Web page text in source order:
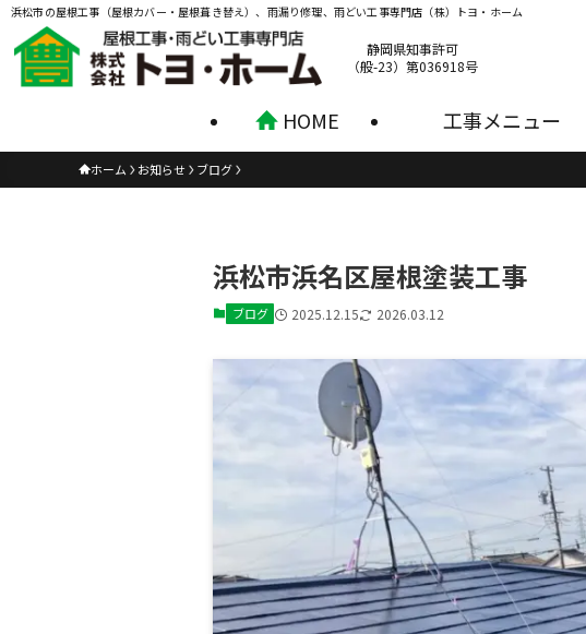
浜松市の屋根工事（屋根カバー・屋根葺き替え）、雨漏り修理、雨どい工事専門店（株）トヨ・ホーム
HOME 工事メニュー
静岡県知事許可
（般-23）第036918号
ホーム お知らせ ブログ
浜松市浜名区屋根塗装工事
ブログ 2025.12.15 2026.03.12